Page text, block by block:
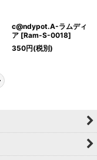
c@ndypot.A-ラムディ
ア [Ram-S-0018]
350円(税別)